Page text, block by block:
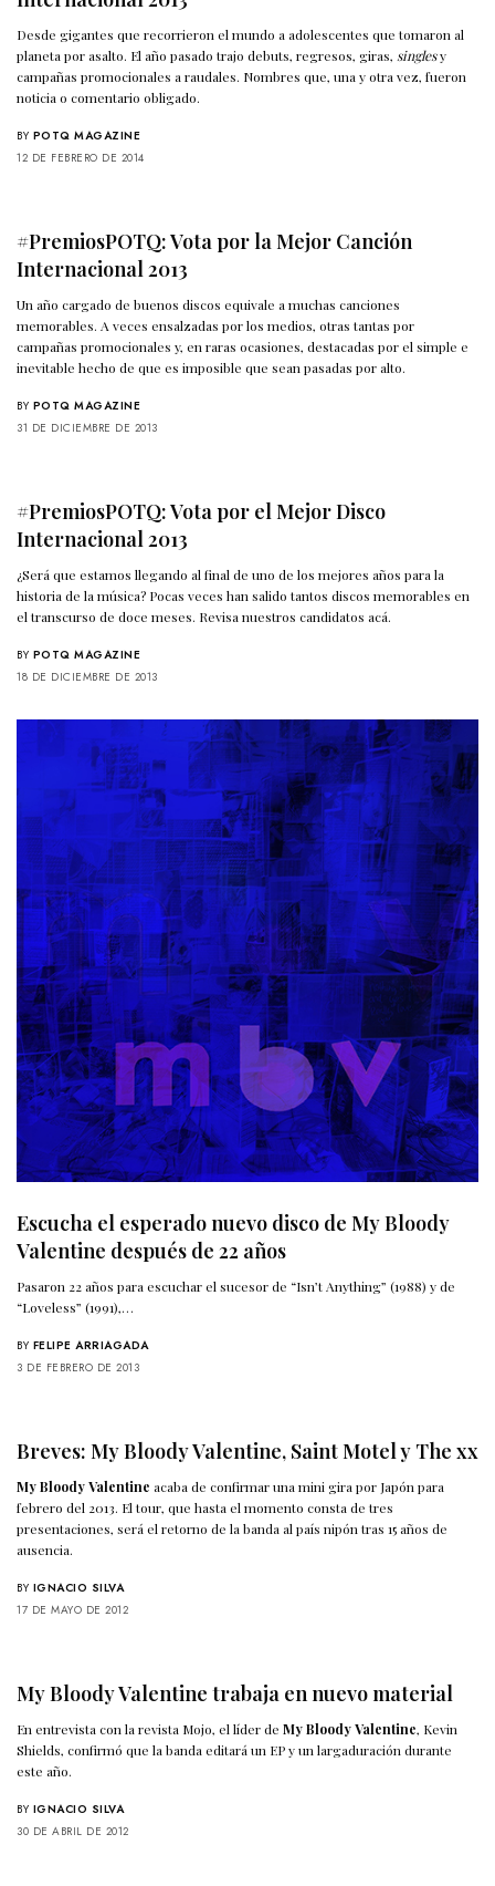
Desde gigantes que recorrieron el mundo a adolescentes que tomaron al
planeta por asalto. El año pasado trajo debuts, regresos, giras, singlesy
campañas promocionales a raudales. Nombres que, una y otra vez, fueron
noticia o comentario obligado.
BY POTQ MAGAZINE
12 DE FEBRERO DE 2014
#PremiosPOTQ: Vota por la Mejor Canción
Internacional 2013
Un año cargado de buenos discos equivale a muchas canciones
memorables. A veces ensalzadas por los medios, otras tantas por
campañas promocionales y, en raras ocasiones, destacadas por el simple e
inevitable hecho de que es imposible que sean pasadas por alto.
BY POTQ MAGAZINE
31 DE DICIEMBRE DE 2013
#PremiosPOTQ: Vota por el Mejor Disco
Internacional 2013
¿Será que estamos llegando al final de uno de los mejores años para la
historia de la música? Pocas veces han salido tantos discos memorables en
el transcurso de doce meses. Revisa nuestros candidatos acá.
BY POTQ MAGAZINE
18 DE DICIEMBRE DE 2013
Escucha el esperado nuevo disco de My Bloody
Valentine después de 22 años
Pasaron 22 años para escuchar el sucesor de “Isn’t Anything” (1988) y de
“Loveless” (1991),…
BY FELIPE ARRIAGADA
3 DE FEBRERO DE 2013
Breves: My Bloody Valentine, Saint Motel y The xx
My Bloody Valentine acaba de confirmar una mini gira por Japón para
febrero del 2013. El tour, que hasta el momento consta de tres
presentaciones, será el retorno de la banda al país nipón tras 15 años de
ausencia.
BY IGNACIO SILVA
17 DE MAYO DE 2012
My Bloody Valentine trabaja en nuevo material
En entrevista con la revista Mojo, el líder deMy Bloody Valentine, Kevin
Shields, confirmó que la banda editará un EP y un largaduración durante
este año.
BY IGNACIO SILVA
30 DE ABRIL DE 2012